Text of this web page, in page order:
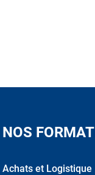
NOS
Achats et Logistique